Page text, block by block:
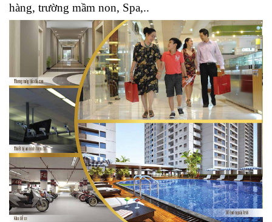
hàng, trường mầm non, Spa,..